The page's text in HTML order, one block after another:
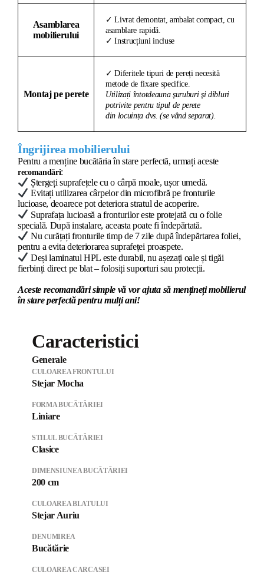
Asamblarea
mobilierului
✓ Livrat demontat, ambalat compact, cu
asamblare rapidă.
✓ Instrucțiuni incluse
Montaj pe perete
✓ Diferitele tipuri de pereți necesită
metode de fixare specifice.
Utilizați întotdeauna șuruburi și dibluri
potrivite pentru tipul de perete
din locuința dvs. (se vând separat).
Îngrijirea mobilierului
Pentru a menține bucătăria în stare perfectă, urmați aceste
recomandări:
Ștergeți suprafețele cu o cârpă moale, ușor umedă.
Evitați utilizarea cârpelor din microfibră pe fronturile
lucioase, deoarece pot deteriora stratul de acoperire.
Suprafața lucioasă a fronturilor este protejată cu o folie
specială. După instalare, aceasta poate fi îndepărtată.
Nu curățați fronturile timp de 7 zile după îndepărtarea foliei,
pentru a evita deteriorarea suprafeței proaspete.
Deși laminatul HPL este durabil, nu așezați oale și tigăi
fierbinți direct pe blat – folosiți suporturi sau protecții.
Aceste recomandări simple vă vor ajuta să mențineți mobilierul
în stare perfectă pentru mulți ani!
Caracteristici
Generale
CULOAREA FRONTULUI
Stejar Mocha
FORMA BUCĂTĂRIEI
Liniare
STILUL BUCĂTĂRIEI
Clasice
DIMENSIUNEA BUCĂTĂRIEI
200 cm
CULOAREA BLATULUI
Stejar Auriu
DENUMIREA
Bucătărie
CULOAREA CARCASEI